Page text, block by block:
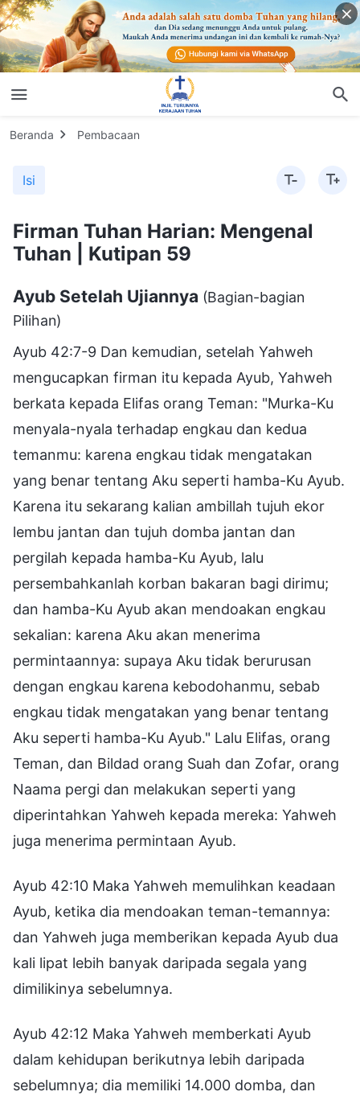
Beranda Pembacaan
Isi
Firman Tuhan Harian: Mengenal
Tuhan | Kutipan 59
Ayub Setelah Ujiannya (Bagian-bagian
Pilihan)
Ayub 42:7-9 Dan kemudian, setelah Yahweh
mengucapkan firman itu kepada Ayub, Yahweh
berkata kepada Elifas orang Teman: "Murka-Ku
menyala-nyala terhadap engkau dan kedua
temanmu: karena engkau tidak mengatakan
yang benar tentang Aku seperti hamba-Ku Ayub.
Karena itu sekarang kalian ambillah tujuh ekor
lembu jantan dan tujuh domba jantan dan
pergilah kepada hamba-Ku Ayub, lalu
persembahkanlah korban bakaran bagi dirimu;
dan hamba-Ku Ayub akan mendoakan engkau
sekalian: karena Aku akan menerima
permintaannya: supaya Aku tidak berurusan
dengan engkau karena kebodohanmu, sebab
engkau tidak mengatakan yang benar tentang
Aku seperti hamba-Ku Ayub." Lalu Elifas, orang
Teman, dan Bildad orang Suah dan Zofar, orang
Naama pergi dan melakukan seperti yang
diperintahkan Yahweh kepada mereka: Yahweh
juga menerima permintaan Ayub.
Ayub 42:10 Maka Yahweh memulihkan keadaan
Ayub, ketika dia mendoakan teman-temannya:
dan Yahweh juga memberikan kepada Ayub dua
kali lipat lebih banyak daripada segala yang
dimilikinya sebelumnya.
Ayub 42:12 Maka Yahweh memberkati Ayub
dalam kehidupan berikutnya lebih daripada
sebelumnya; dia memiliki 14.000 domba, dan